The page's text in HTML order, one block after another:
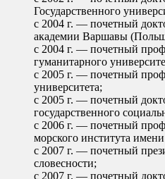
Государственного
с 2004 г. — почетный
академии Варшавы
с 2004 г. — почетный
гуманитарного
с 2005 г. — почетный
университета;
с 2005 г. — почетный
государственного
с 2006 г. — почетный
морского института
с 2007 г. — почетный
словесности;
с 2007 г. — почетный